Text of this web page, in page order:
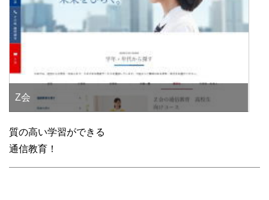
Z会
質の高い学習ができる
通信教育！